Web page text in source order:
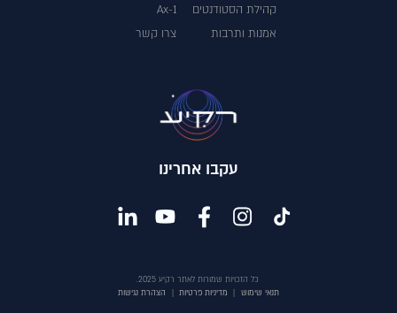
קהילת הסטודנטים
Ax-1
אמנות ותרבות
צרו קשר
עקבו אחרינו
כל הזכויות שמורות לאתר רקיע 2025.
תנאי שימוש
מדיניות פרטיות הצהרת נגישות